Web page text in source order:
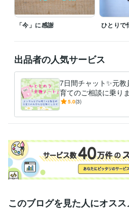
秘書技能検定3級 取得年 : 1996年
中学校教諭免許 取得年 : 1996年
高等学校教諭免許 取得年 : 1996年
得意分野
悩み相談・カウンセリング 障害のある
の働き方やキャリアに関する相談 特別
る相談
子育て支援 教育 教員 働き
小学校
特別支援学校
学習指導・資格・キャリア相談
英語 日常会話レベル
「今」に感謝 ひとりで
出品者の人気サービス
7日間チャット✨元教
育てのご相談に乗り
達障害/学習障害/不
5.0(3)
このブログを見た人にオスス